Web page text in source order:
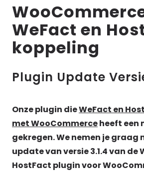
WeFact en
koppeling
Plugin Update
Onze plugin dieWeFact en
met WooCommerceheeft een
gekregen. We nemen je graag
update van versie 3.1.4 van de
HostFact plugin voor